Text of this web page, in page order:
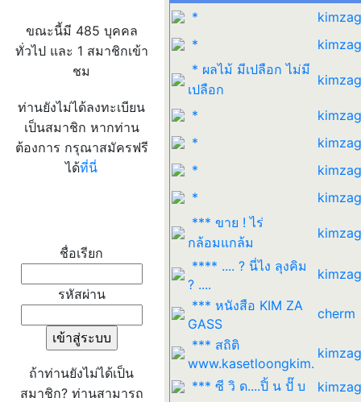
ขณะนี้มี 485 บุคคล
ทั่วไป และ 1 สมาชิกเข้า
ชม
ท่านยังไม่ได้ลงทะเบียน
เป็นสมาชิก หากท่าน
ต้องการ กรุณาสมัครฟรี
ได้ที่นี่
ชื่อเรียก
รหัสผ่าน
ถ้าท่านยังไม่ได้เป็น
สมาชิก? ท่านสามารถ
*
*
* ผลไม้ มีเปลือก ไม่มี
เปลือก
*
*
*
*
*** ขาย ! ไร่
กล้อมแกล้ม
**** .... ? นี่ไง ลุงคิม
? ....
*** หนังสือ KIM ZA
GASS
cherm
*** สถิติ
www.kasetloongkim.
*** ซี วิ ด....ปิ้ น ปั๊ บ